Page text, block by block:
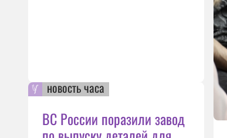
новость часа
ВС России поразили завод